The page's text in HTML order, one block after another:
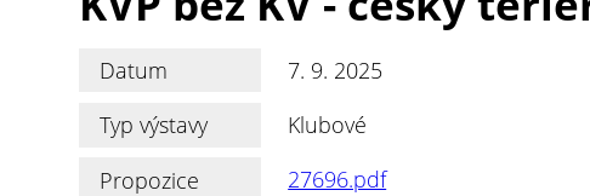
Datum
7. 9. 2025
Typ výstavy
Klubové
Propozice
27696.pdf